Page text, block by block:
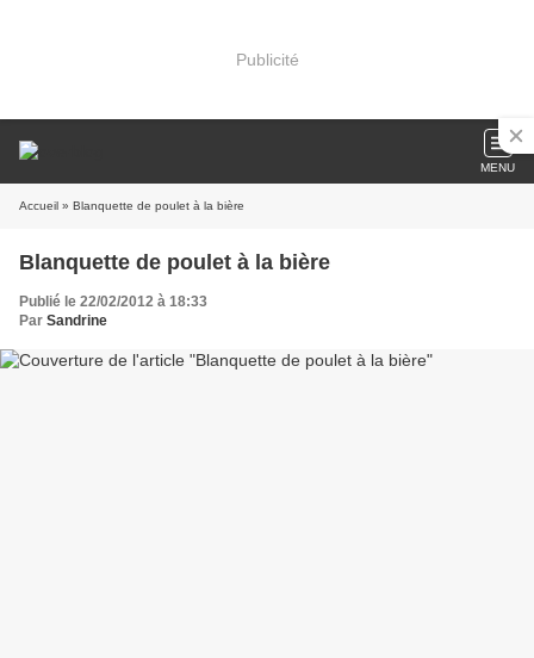
Publicité
MENU
Accueil » Blanquette de poulet à la bière
Blanquette de poulet à la bière
Publié le 22/02/2012 à 18:33
Par Sandrine